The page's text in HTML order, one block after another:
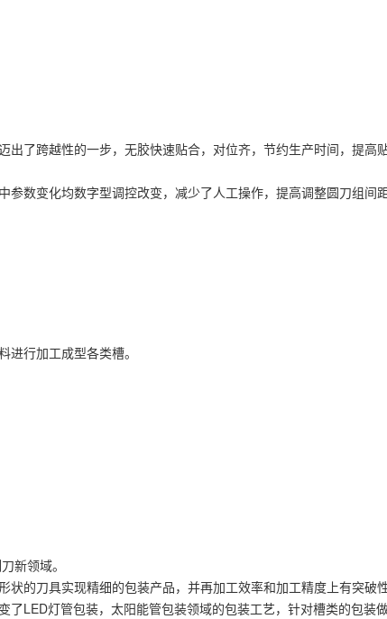
了跨越性的一步，无胶快速贴合，对位齐，节约生产时间，提高
数变化均数字型调控改变，减少了人工操作，提高调整圆刀组间距
行加工成型各类槽。
新领域。
的刀具实现精细的包装产品，并再加工效率和加工精度上有突破性
LED灯管包装，太阳能管包装领域的包装工艺，针对槽类的包装做